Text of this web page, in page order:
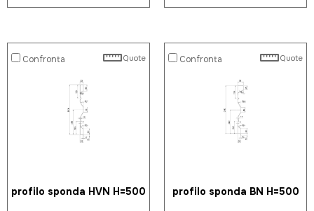
Confronta Quote
profilo sponda HVN H=500
Confronta Quote
profilo sponda BN H=500